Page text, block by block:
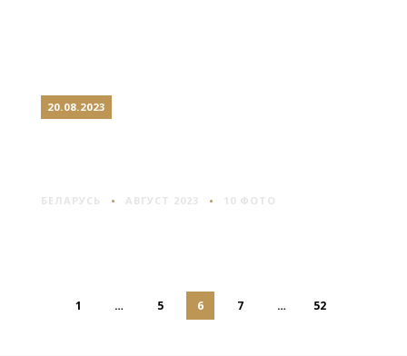
20.08.2023
БЕЛАРУСЬ АВГУСТ 2023 10 ФОТО
1 … 5 6 7 … 52